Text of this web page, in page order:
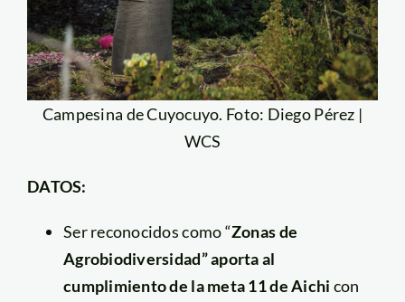
Campesina de Cuyocuyo. Foto: Diego Pérez |
WCS
DATOS:
Ser reconocidos como “Zonas de
Agrobiodiversidad” aporta al
cumplimiento de la meta 11 de Aichi con